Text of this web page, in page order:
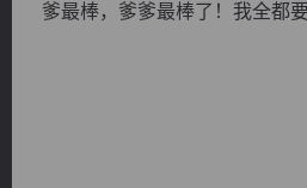
爹最棒，爹爹最棒了！我全都